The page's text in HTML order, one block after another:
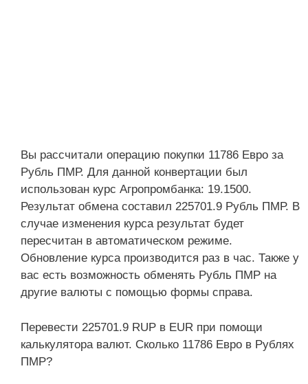
Вы рассчитали операцию покупки 11786 Евро за
Рубль ПМР. Для данной конвертации был
использован курс Агропромбанка: 19.1500.
Результат обмена составил 225701.9 Рубль ПМР. В
случае изменения курса результат будет
пересчитан в автоматическом режиме.
Обновление курса производится раз в час. Также у
вас есть возможность обменять Рубль ПМР на
другие валюты с помощью формы справа.
Перевести 225701.9 RUP в EUR при помощи
калькулятора валют. Сколько 11786 Евро в Рублях
ПМР?